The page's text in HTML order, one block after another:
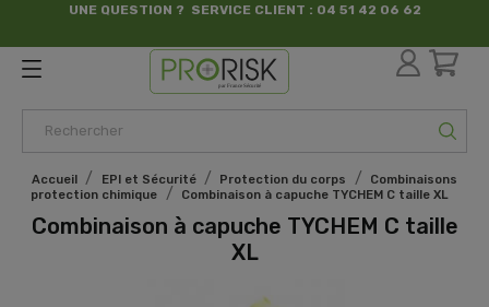
UNE QUESTION ? SERVICE CLIENT : 04 51 42 06 62
par France Sécurité
Accueil EPI et Sécurité Protection du corps
Combinaisons
protection chimique
Combinaison à capuche TYCHEM C taille XL
Combinaison à capuche TYCHEM C taille
XL